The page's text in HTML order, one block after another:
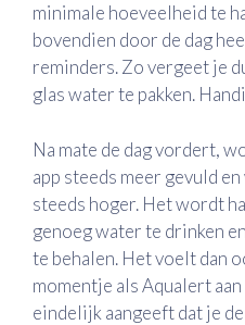
minimale hoeveelheid te
bovendien door de dag
reminders. Zo vergeet je
glas water te pakken.
Na mate de dag vordert,
app steeds meer gevuld
steeds hoger. Het wordt
genoeg water te drinken
te behalen. Het voelt dan
momentje als Aqualert
eindelijk aangeeft dat je